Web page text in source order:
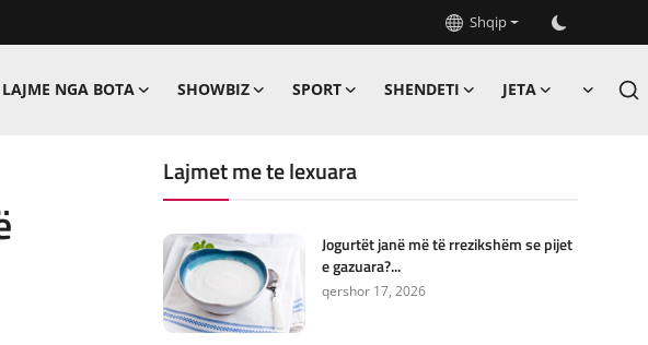
Shqip
LAJME NGA BOTA SHOWBIZ SPORT SHENDETI JETA
Lajmet me te lexuara
Jogurtët janë më të rrezikshëm se pijet
e gazuara?...
qershor 17, 2026